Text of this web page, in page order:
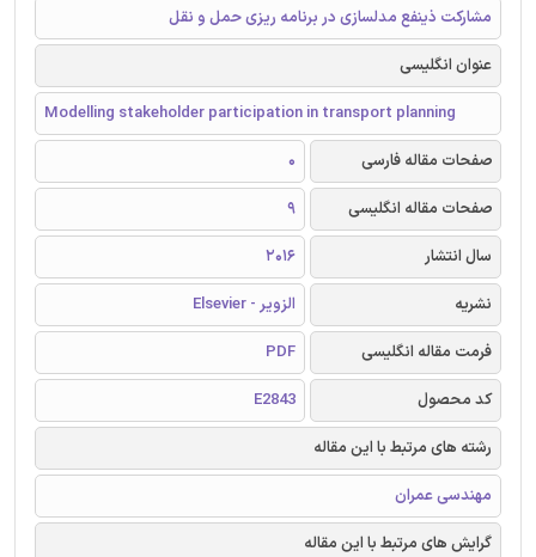
مشارکت ذینفع مدلسازی در برنامه ریزی حمل و نقل
عنوان انگلیسی
Modelling stakeholder participation in transport planning
صفحات مقاله فارسی
0
صفحات مقاله انگلیسی
9
سال انتشار
2016
نشریه
الزویر - Elsevier
فرمت مقاله انگلیسی
PDF
کد محصول
E2843
رشته های مرتبط با این مقاله
مهندسی عمران
گرایش های مرتبط با این مقاله